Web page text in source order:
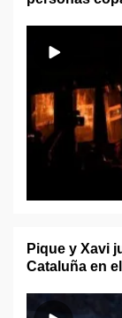
Pique y Xavi
Cataluña en